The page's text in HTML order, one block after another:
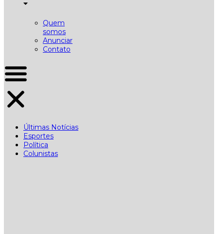
Quem
somos
Anunciar
Contato
Últimas Notícias
Esportes
Política
Colunistas